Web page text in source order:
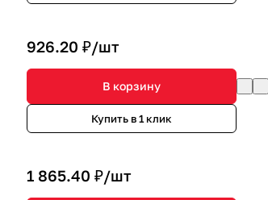
926.20 ₽/шт
В корзину
Купить в 1 клик
1 865.40 ₽/шт